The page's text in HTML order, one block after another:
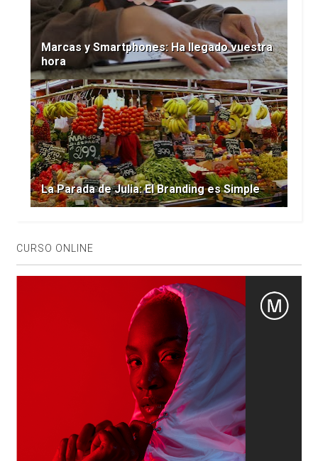
Marcas y Smartphones: Ha llegado vuestra
hora
La Parada de Julia: El Branding es Simple
CURSO ONLINE